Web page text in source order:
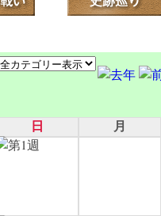
日 月